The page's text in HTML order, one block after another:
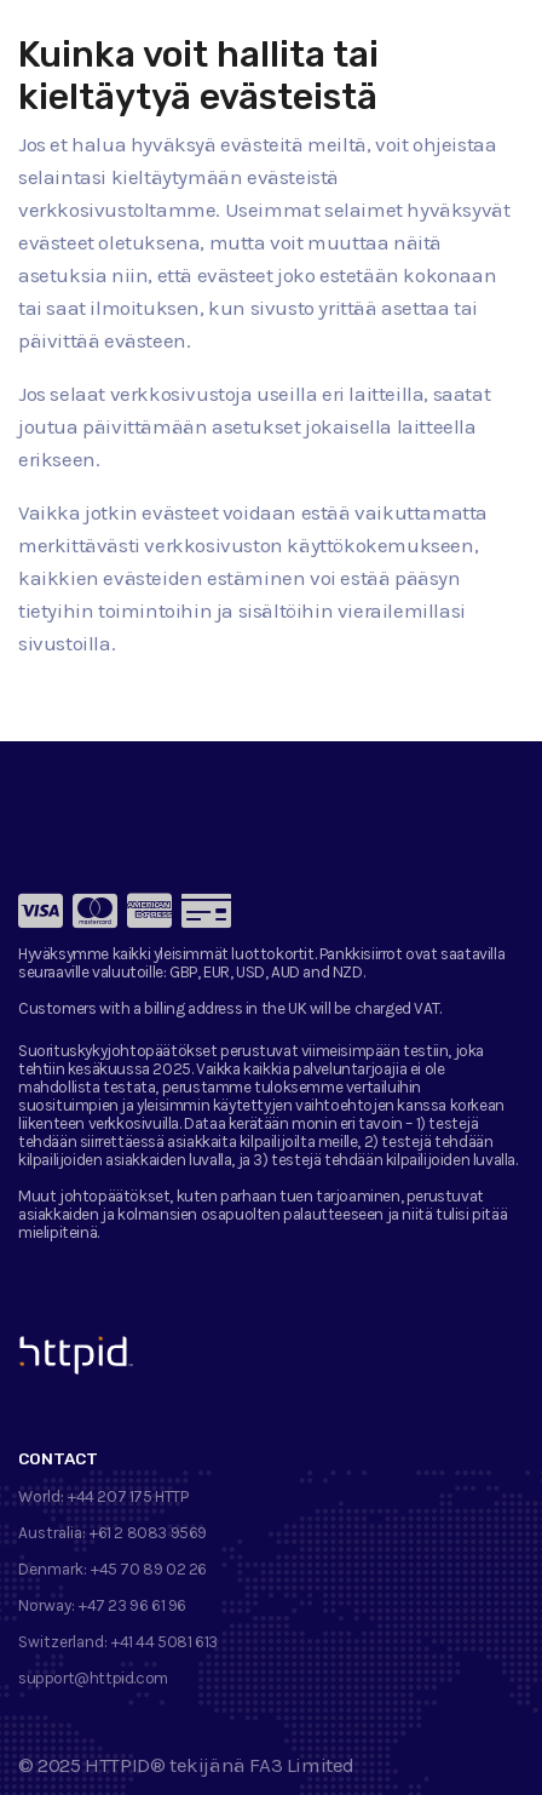
Kuinka voit hallita tai
kieltäytyä evästeistä
Jos et halua hyväksyä evästeitä meiltä, voit ohjeistaa
selaintasi kieltäytymään evästeistä
verkkosivustoltamme. Useimmat selaimet hyväksyvät
evästeet oletuksena, mutta voit muuttaa näitä
asetuksia niin, että evästeet joko estetään kokonaan
tai saat ilmoituksen, kun sivusto yrittää asettaa tai
päivittää evästeen.
Jos selaat verkkosivustoja useilla eri laitteilla, saatat
joutua päivittämään asetukset jokaisella laitteella
erikseen.
Vaikka jotkin evästeet voidaan estää vaikuttamatta
merkittävästi verkkosivuston käyttökokemukseen,
kaikkien evästeiden estäminen voi estää pääsyn
tietyihin toimintoihin ja sisältöihin vierailemillasi
sivustoilla.
Hyväksymme kaikki yleisimmät luottokortit. Pankkisiirrot ovat saatavilla
seuraaville valuutoille: GBP, EUR, USD, AUD and NZD.
Customers with a billing address in the UK will be charged VAT.
Suorituskykyjohtopäätökset perustuvat viimeisimpään testiin, joka
tehtiin kesäkuussa 2025. Vaikka kaikkia palveluntarjoajia ei ole
mahdollista testata, perustamme tuloksemme vertailuihin
suosituimpien ja yleisimmin käytettyjen vaihtoehtojen kanssa korkean
liikenteen verkkosivuilla. Dataa kerätään monin eri tavoin – 1) testejä
tehdään siirrettäessä asiakkaita kilpailijoilta meille, 2) testejä tehdään
kilpailijoiden asiakkaiden luvalla, ja 3) testejä tehdään kilpailijoiden luvalla.
Muut johtopäätökset, kuten parhaan tuen tarjoaminen, perustuvat
asiakkaiden ja kolmansien osapuolten palautteeseen ja niitä tulisi pitää
mielipiteinä.
™
CONTACT
World: +44 207 175 HTTP
Australia: +61 2 8083 9569
Denmark: +45 70 89 02 26
Norway: +47 23 96 61 96
Switzerland: +41 44 5081 613
support@httpid.com
©2025 HTTPID®tekijänä FA3 Limited